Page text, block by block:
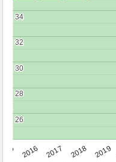
2016 2017 2018 2019
26
26
28
28
30
30
32
32
34
34